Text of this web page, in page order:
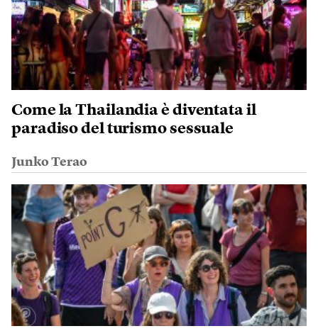
Come la Thailandia è diventata il
paradiso del turismo sessuale
Junko Terao